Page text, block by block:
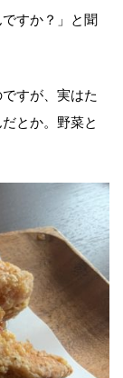
すか？」と聞
すが、実はた
とか。野菜と